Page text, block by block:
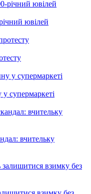
ювілей
супермаркеті
вчительку